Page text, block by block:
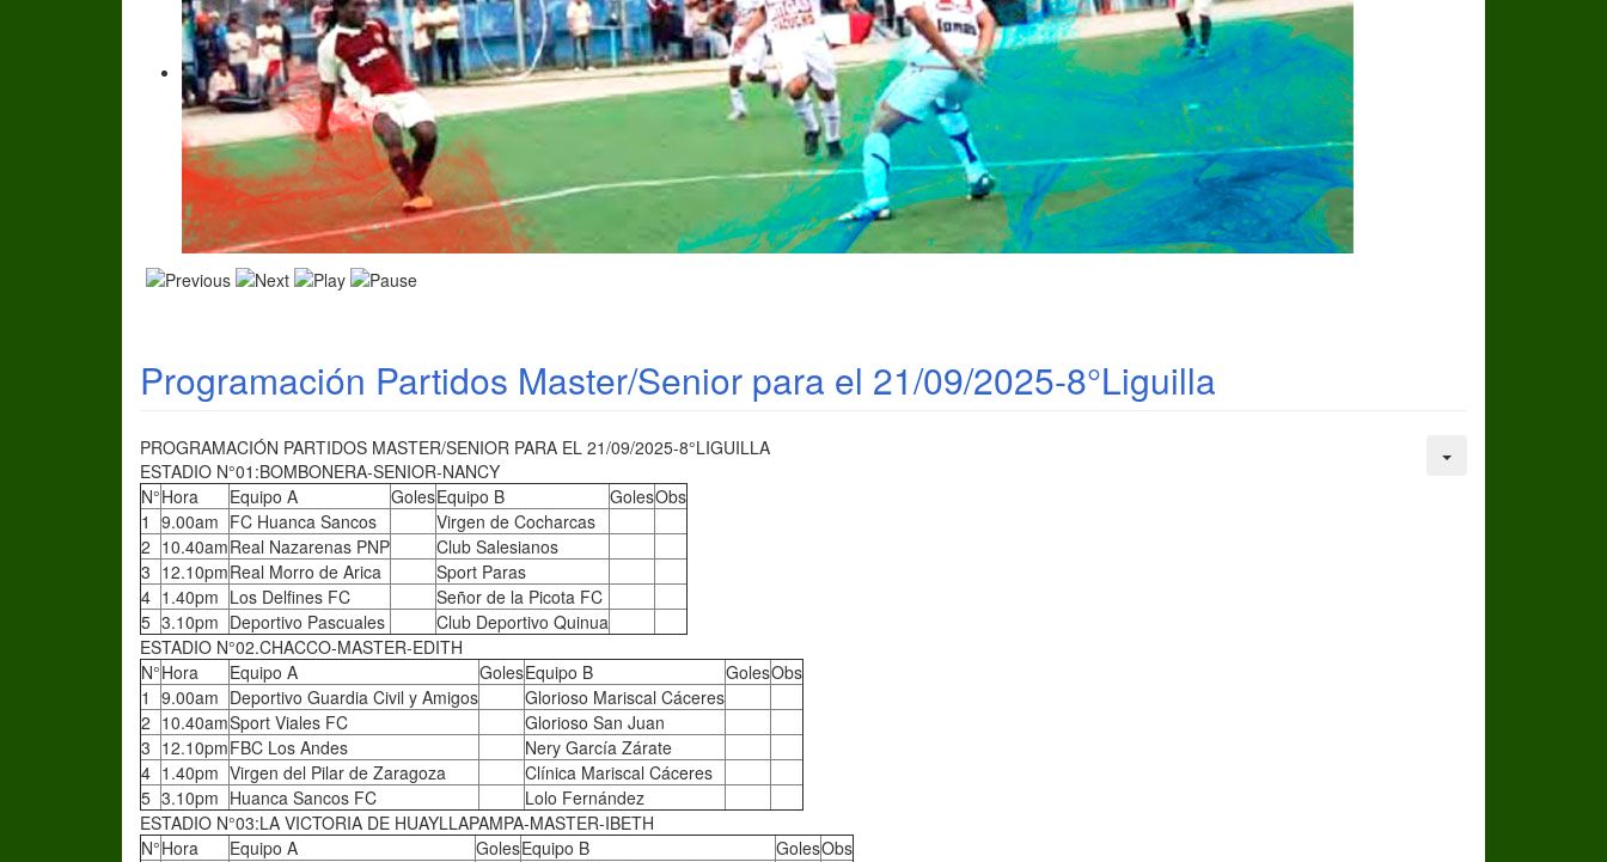
Programación Partidos Master/Senior para el 21/09/2025-8°Liguilla
PROGRAMACIÓN PARTIDOS MASTER/SENIOR PARA EL 21/09/2025-8°LIGUILLA
ESTADIO N°01:BOMBONERA-SENIOR-NANCY
N°Hora Equipo A GolesEquipo B GolesObs
1 9.00am FC Huanca Sancos
Virgen de Cocharcas
2 10.40amReal Nazarenas PNP
Club Salesianos
3 12.10pmReal Morro de Arica
Sport Paras
4 1.40pm Los Delfines FC
Señor de la Picota FC
5 3.10pm Deportivo Pascuales
Club Deportivo Quinua
ESTADIO N°02.CHACCO-MASTER-EDITH
N°Hora Equipo A GolesEquipo B GolesObs
1 9.00am Deportivo Guardia Civil y Amigos
Glorioso Mariscal Cáceres
2 10.40amSport Viales FC
Glorioso San Juan
3 12.10pmFBC Los Andes
Nery García Zárate
4 1.40pm Virgen del Pilar de Zaragoza
Clínica Mariscal Cáceres
5 3.10pm Huanca Sancos FC
Lolo Fernández
ESTADIO N°03:LA VICTORIA DE HUAYLLAPAMPA-MASTER-IBETH
N°Hora Equipo A GolesEquipo B GolesObs